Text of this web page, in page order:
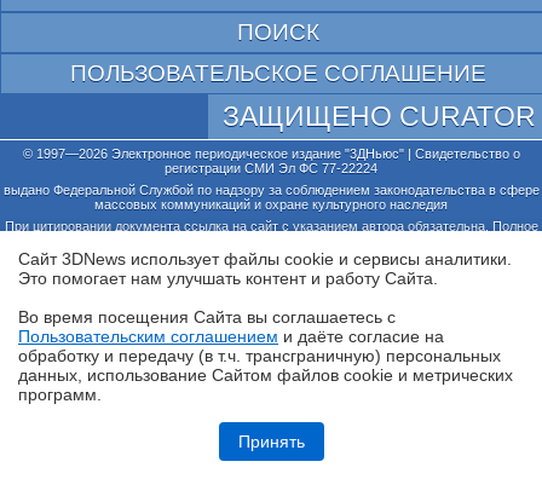
Обзор планшета HUAWEI MatePad Pro Max: на все деньги
ПОИСК
ПОЛЬЗОВАТЕЛЬСКОЕ СОГЛАШЕНИЕ
ЗАЩИЩЕНО CURATOR
© 1997—2026 Электронное периодическое издание "3ДНьюс" | Свидетельство о
регистрации СМИ Эл ФС 77-22224
выдано Федеральной Службой по надзору за соблюдением законодательства в сфере
массовых коммуникаций и охране культурного наследия
При цитировании документа ссылка на сайт с указанием автора обязательна. Полное
российского и международного законодательства и возможно только с согласия
редакции 3DNews.
Сайт 3DNews использует файлы cookie и сервисы аналитики.
Это помогает нам улучшать контент и работу Cайта.
Во время посещения Cайта вы соглашаетесь с
Пользовательским соглашением и даёте согласие на
обработку и передачу (в т.ч. трансграничную) персональных
данных, использование Cайтом файлов cookie и метрических
программ.
Принять